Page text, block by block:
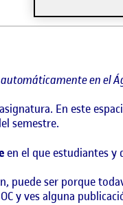
en el
En este
semestre.
en el que estudiantes y
puede ser porque
y ves alguna